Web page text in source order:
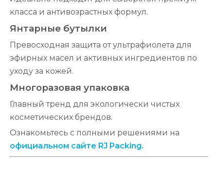
класса и антивозрастных формул.
Янтарные бутылки
Превосходная защита от ультрафиолета для
эфирных масел и активных ингредиентов по
уходу за кожей.
Многоразовая упаковка
Главный тренд для экологически чистых
косметических брендов.
Ознакомьтесь с полными решениями на
официальном сайте RJ Packing.